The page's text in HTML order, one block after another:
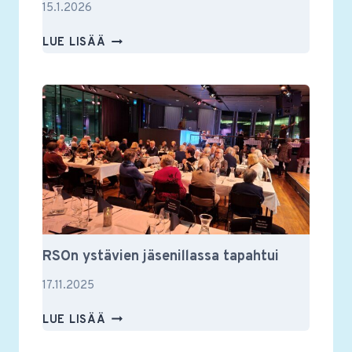
15.1.2026
LUE LISÄÄ MUUSIKKOTAPAAMISESSA
MUSIIKISTA
MUUSTAKIN
RSOn ystävien jäsenillassa tapahtui
17.11.2025
LUE LISÄÄ RSON